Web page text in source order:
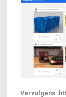
Vervolgens: